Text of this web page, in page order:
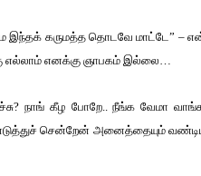
கருமத்த தொடவே மாட்டே” –
எனக்கு ஞாபகம் இல்லை…
நாங் கீழ போறே.. நீங்க வேமா
சென்றேன் அனைத்தையும்